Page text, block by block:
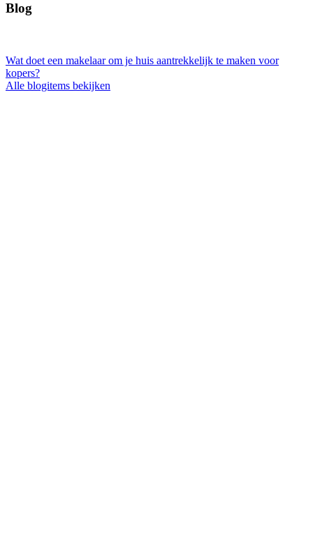
Blog
Wat doet een makelaar om je huis aantrekkelijk te maken voor
kopers?
Alle blogitems bekijken